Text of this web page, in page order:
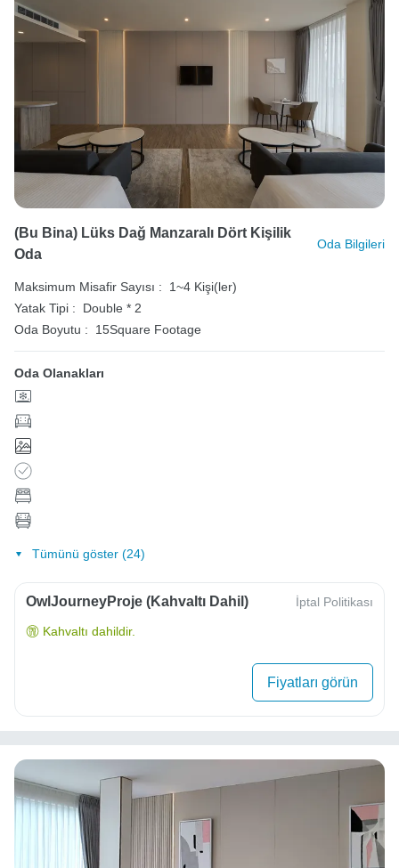
(Bu Bina) Lüks Dağ Manzaralı Dört Kişilik
Oda
Oda Bilgileri
Maksimum Misafir Sayısı :
1~4 Kişi(ler)
Yatak Tipi :
Double * 2
Oda Boyutu :
15Square Footage
Oda Olanakları
Tümünü göster (24)
OwlJourneyProje (Kahvaltı Dahil) İptal Politikası
Kahvaltı dahildir.
Fiyatları görün